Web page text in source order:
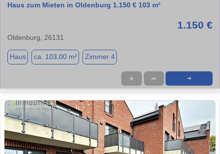
Haus zum Mieten in Oldenburg 1.150 € 103 m²
1.150 €
Oldenburg, 26131
Haus ca. 103,00 m² Zimmer 4
★ ➦ ➜